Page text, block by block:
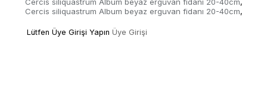
,
Cercis siliquastrum Album beyaz erguvan fidanı 20-40cm,
Lütfen Üye Girişi Yapın Üye Girişi